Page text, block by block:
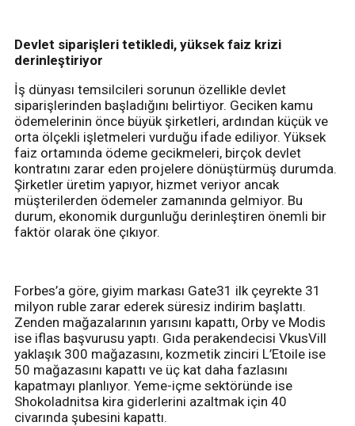
Devlet siparişleri tetikledi, yüksek faiz krizi
derinleştiriyor
İş dünyası temsilcileri sorunun özellikle devlet
siparişlerinden başladığını belirtiyor. Geciken kamu
ödemelerinin önce büyük şirketleri, ardından küçük ve
orta ölçekli işletmeleri vurduğu ifade ediliyor. Yüksek
faiz ortamında ödeme gecikmeleri, birçok devlet
kontratını zarar eden projelere dönüştürmüş durumda.
Şirketler üretim yapıyor, hizmet veriyor ancak
müşterilerden ödemeler zamanında gelmiyor. Bu
durum, ekonomik durgunluğu derinleştiren önemli bir
faktör olarak öne çıkıyor.
Forbes’a göre, giyim markası Gate31 ilk çeyrekte 31
milyon ruble zarar ederek süresiz indirim başlattı.
Zenden mağazalarının yarısını kapattı, Orby ve Modis
ise iflas başvurusu yaptı. Gıda perakendecisi VkusVill
yaklaşık 300 mağazasını, kozmetik zinciri L’Etoile ise
50 mağazasını kapattı ve üç kat daha fazlasını
kapatmayı planlıyor. Yeme-içme sektöründe ise
Shokoladnitsa kira giderlerini azaltmak için 40
civarında şubesini kapattı.